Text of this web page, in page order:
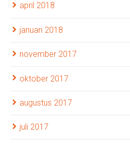
april 2018
januari 2018
november 2017
oktober 2017
augustus 2017
juli 2017